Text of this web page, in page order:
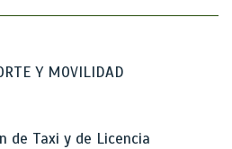
Y MOVILIDAD
de Taxi y de Licencia